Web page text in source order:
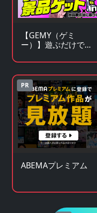
【GEMY（ゲミ
ー）】遊ぶだけで景
ゲームサービス
PR
ABEMAプレミアム